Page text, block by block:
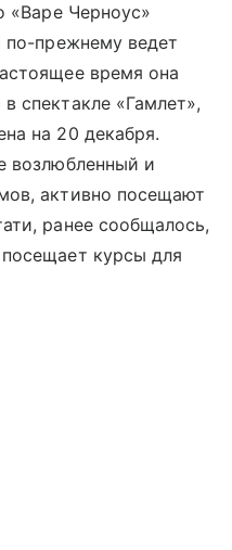
«Варе Черноус»
по-прежнему ведет
время она
спектакле «Гамлет»,
на 20 декабря.
возлюбленный и
активно посещают
ранее сообщалось,
курсы для